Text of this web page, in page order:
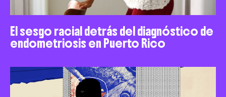
El sesgo racial detrás del diagnóstico de
endometriosis en Puerto Rico